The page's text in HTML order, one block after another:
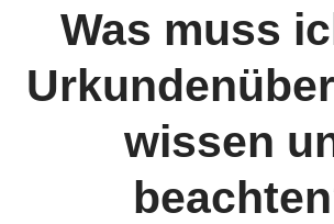
Was muss
wissen